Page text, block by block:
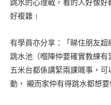
跳水的心理戰，看的人好像
好複雜﹗
有學員亦分享：「睇住朋友
跳水池（嗰陣仲要確實教練
五米台都係講緊兩課嘅事，
動， 襯而家仲有得跳水都想要